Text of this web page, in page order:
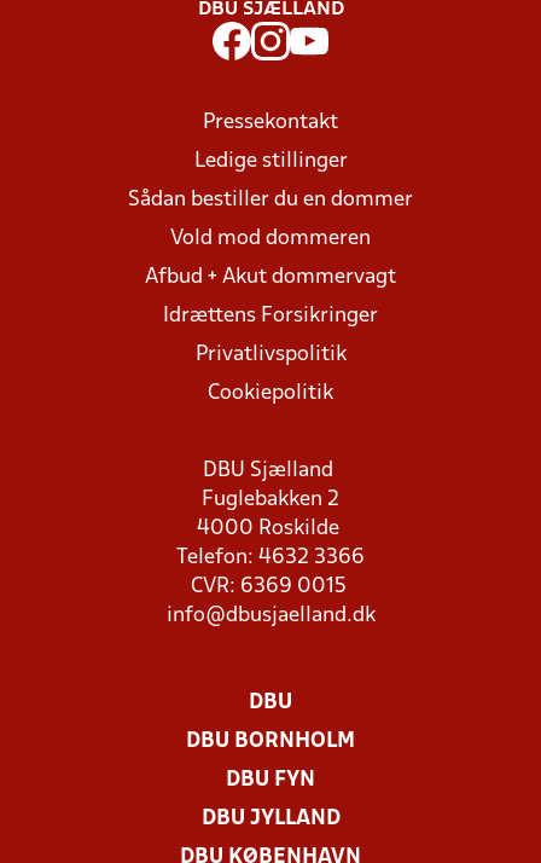
DBU SJÆLLAND
Pressekontakt
Ledige stillinger
Sådan bestiller du en dommer
Vold mod dommeren
Afbud + Akut dommervagt
Idrættens Forsikringer
Privatlivspolitik
Cookiepolitik
DBU Sjælland
Fuglebakken 2
4000 Roskilde
Telefon: 4632 3366
CVR: 6369 0015
info@dbusjaelland.dk
DBU
DBU BORNHOLM
DBU FYN
DBU JYLLAND
DBU KØBENHAVN